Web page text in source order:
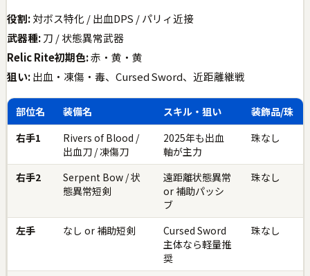
役割:対ボス特化 / 出血DPS / パリィ近接
武器種:刀 / 状態異常武器
Relic Rite初期色:赤・黄・黄
狙い:出血・凍傷・毒、Cursed Sword、近距離継戦
部位名 装備名 スキル・狙い
装飾品/珠
右手1
Rivers of Blood /
出血刀 / 凍傷刀
2025年も出血
軸が主力
珠なし
右手2
Serpent Bow / 状
態異常短剣
遠距離状態異常
or 補助パッシ
ブ
珠なし
左手 なし or 補助短剣
Cursed Sword
主体なら軽量推
奨
珠なし